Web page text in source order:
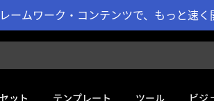
ームワーク・コンテンツで、もっと速
ット テンプレート ツール ビジ